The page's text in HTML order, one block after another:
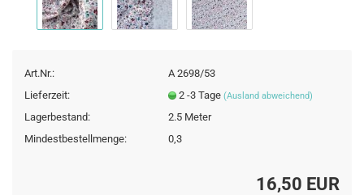
Art.Nr.:
A 2698/53
Lieferzeit:
2 -3 Tage (Ausland abweichend)
Lagerbestand: 2.5 Meter
Mindestbestellmenge:
0,3
16,50 EUR